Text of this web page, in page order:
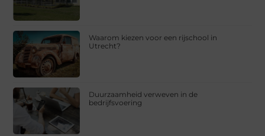
Waarom kiezen voor een rijschool in
Utrecht?
Duurzaamheid verweven in de
bedrijfsvoering